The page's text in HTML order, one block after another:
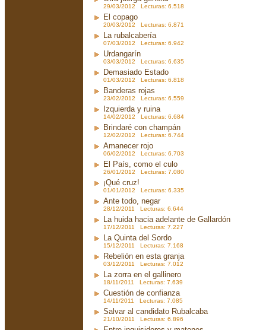
29/03/2012 Lecturas: 6.518
El copago
20/03/2012 Lecturas: 6.871
La rubalcabería
07/03/2012 Lecturas: 6.942
Urdangarín
03/03/2012 Lecturas: 6.635
Demasiado Estado
01/03/2012 Lecturas: 6.818
Banderas rojas
23/02/2012 Lecturas: 6.559
Izquierda y ruina
14/02/2012 Lecturas: 6.684
Brindaré con champán
12/02/2012 Lecturas: 6.744
Amanecer rojo
06/02/2012 Lecturas: 6.703
El País, como el culo
26/01/2012 Lecturas: 7.080
¡Qué cruz!
01/01/2012 Lecturas: 6.335
Ante todo, negar
28/12/2011 Lecturas: 6.644
La huida hacia adelante de Gallardón
17/12/2011 Lecturas: 7.227
La Quinta del Sordo
15/12/2011 Lecturas: 7.168
Rebelión en esta granja
03/12/2011 Lecturas: 7.012
La zorra en el gallinero
18/11/2011 Lecturas: 7.639
Cuestión de confianza
14/11/2011 Lecturas: 7.085
Salvar al candidato Rubalcaba
21/10/2011 Lecturas: 6.896